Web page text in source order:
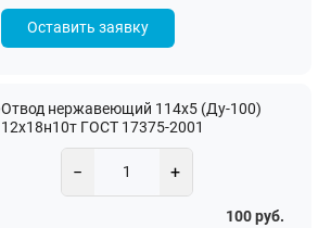
Оставить заявку
Отвод нержавеющий 114х5 (Ду-100)
12х18н10т ГОСТ 17375-2001
− +
100 руб.